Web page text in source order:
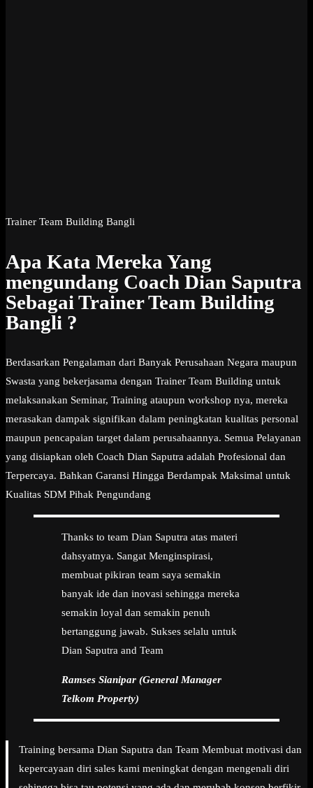
Trainer Team Building Bangli
Apa Kata Mereka Yang
mengundang Coach Dian Saputra
Sebagai Trainer Team Building
Bangli ?
Berdasarkan Pengalaman dari Banyak Perusahaan Negara maupun
Swasta yang bekerjasama dengan Trainer Team Building untuk
melaksanakan Seminar, Training ataupun workshop nya, mereka
merasakan dampak signifikan dalam peningkatan kualitas personal
maupun pencapaian target dalam perusahaannya. Semua Pelayanan
yang disiapkan oleh Coach Dian Saputra adalah Profesional dan
Terpercaya. Bahkan Garansi Hingga Berdampak Maksimal untuk
Kualitas SDM Pihak Pengundang
Thanks to team Dian Saputra atas materi
dahsyatnya. Sangat Menginspirasi,
membuat pikiran team saya semakin
banyak ide dan inovasi sehingga mereka
semakin loyal dan semakin penuh
bertanggung jawab. Sukses selalu untuk
Dian Saputra and Team
Ramses Sianipar (General Manager
Telkom Property)
Training bersama Dian Saputra dan Team Membuat motivasi dan
kepercayaan diri sales kami meningkat dengan mengenali diri